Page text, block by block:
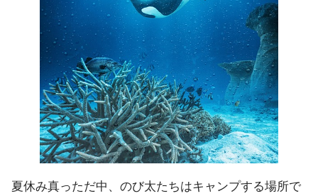
夏休み真っただ中、のび太たちはキャンプする場所で